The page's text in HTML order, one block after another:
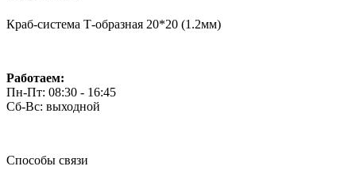
Краб-система Т-образная 20*20 (1.2мм)
Работаем:
Пн-Пт: 08:30 - 16:45
Сб-Вс: выходной
Способы связи